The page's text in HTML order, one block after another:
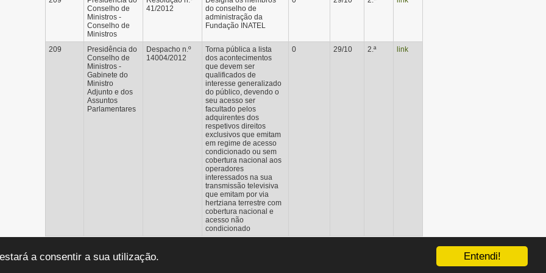
Entendi!
a consentir a sua utilização.
Conselho de
Ministros -
Conselho de
Ministros
41/2012
do conselho de
administração da
Fundação INATEL
209
Presidência do
Conselho de
Ministros -
Gabinete do
Ministro
Adjunto e dos
Assuntos
Parlamentares
Despacho n.º
14004/2012
Torna pública a lista
dos acontecimentos
que devem ser
qualificados de
interesse generalizado
do público, devendo o
seu acesso ser
facultado pelos
adquirentes dos
respetivos direitos
exclusivos que emitam
em regime de acesso
condicionado ou sem
cobertura nacional aos
operadores
interessados na sua
transmissão televisiva
que emitam por via
hertziana terrestre com
cobertura nacional e
acesso não
condicionado
0 29/10 2.ª link
and WordPress